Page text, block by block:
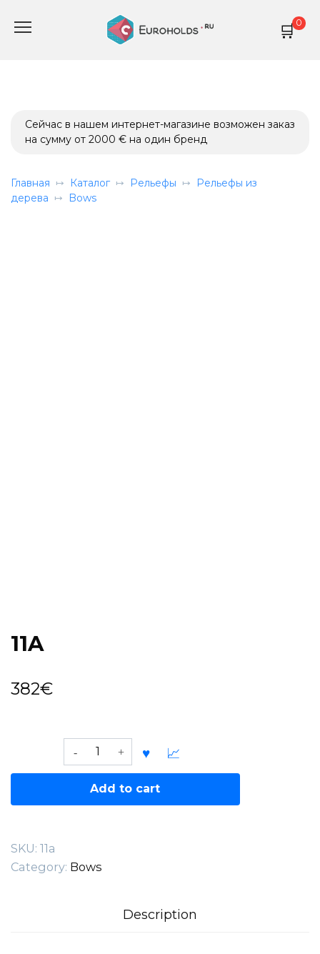
0
Сейчас в нашем интернет-магазине возможен заказ
на сумму от 2000 € на один бренд
Главная Каталог Рельефы
Рельефы из
дерева
Bows
11A
382€
quantity
Add to cart
SKU: 11a
Category: Bows
Description